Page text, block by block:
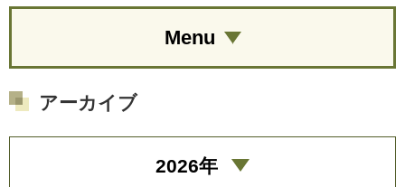
Menu
アーカイブ
2026年